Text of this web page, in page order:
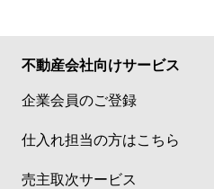
不動産会社向けサービス
企業会員のご登録
仕入れ担当の方はこちら
売主取次サービス